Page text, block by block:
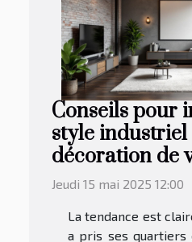
Conseils pour
style industriel
décoration de
Jeudi 15 mai 2025 12:00
La tendance est
a pris ses quartiers